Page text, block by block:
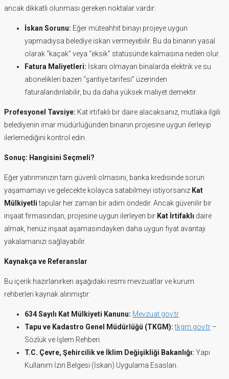
ancak dikkatli olunması gereken noktalar vardır:
İskan Sorunu: Eğer müteahhit binayı projeye uygun
yapmadıysa belediye iskan vermeyebilir. Bu da binanın yasal
olarak “kaçak” veya “eksik” statüsünde kalmasına neden olur.
Fatura Maliyetleri: İskanı olmayan binalarda elektrik ve su
abonelikleri bazen “şantiye tarifesi” üzerinden
faturalandırılabilir, bu da daha yüksek maliyet demektir.
Profesyonel Tavsiye: Kat irtifaklı bir daire alacaksanız, mutlaka ilgili
belediyenin imar müdürlüğünden binanın projesine uygun ilerleyip
ilerlemediğini kontrol edin.
Sonuç: Hangisini Seçmeli?
Eğer yatırımınızın tam güvenli olmasını, banka kredisinde sorun
yaşamamayı ve gelecekte kolayca satabilmeyi istiyorsanız Kat
Mülkiyetlitapular her zaman bir adım öndedir. Ancak güvenilir bir
inşaat firmasından, projesine uygun ilerleyen bir Kat İrtifaklı daire
almak, henüz inşaat aşamasındayken daha uygun fiyat avantajı
yakalamanızı sağlayabilir.
Kaynakça ve Referanslar
Bu içerik hazırlanırken aşağıdaki resmi mevzuatlar ve kurum
rehberleri kaynak alınmıştır:
634 Sayılı Kat Mülkiyeti Kanunu: Mevzuat.gov.tr
Tapu ve Kadastro Genel Müdürlüğü (TKGM): tkgm.gov.tr –
Sözlük ve İşlem Rehberi.
T.C. Çevre, Şehircilik ve İklim Değişikliği Bakanlığı: Yapı
Kullanım İzin Belgesi (İskan) Uygulama Esasları.